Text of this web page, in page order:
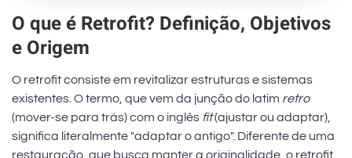
O que é Retrofit? Definição, Objetivos
e Origem
O retrofit consiste em revitalizar estruturas e sistemas
existentes. O termo, que vem da junção do latim retro
(mover-se para trás) com o inglês fit(ajustar ou adaptar),
significa literalmente "adaptar o antigo". Diferente de uma
restauração, que busca manter a originalidade, o retrofit